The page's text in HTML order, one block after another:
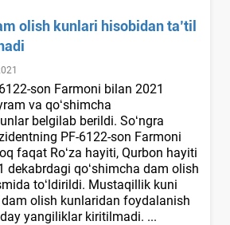
olish kunlari hisobidan ta’til
son Farmoni bilan 2021
va qoʻshimcha
belgilab berildi. Soʻngra
PF-6122-son Farmoni
faqat Roʻza hayiti, Qurbon hayiti
dekabrdagi qoʻshimcha dam olish
toʻldirildi. Mustaqillik kuni
olish kunlaridan foydalanish
yangiliklar kiritilmadi. ...